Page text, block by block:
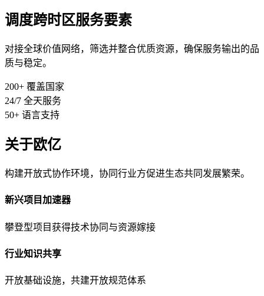
调度跨时区服务要素
对接全球价值网络，筛选并整合优质资源，确保服务输出的品
质与稳定。
200+ 覆盖国家
24/7 全天服务
50+ 语言支持
关于欧亿
构建开放式协作环境，协同行业方促进生态共同发展繁荣。
新兴项目加速器
攀登型项目获得技术协同与资源嫁接
行业知识共享
开放基础设施，共建开放规范体系